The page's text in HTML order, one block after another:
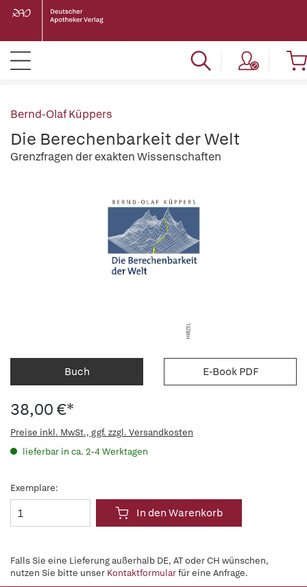
Bernd-Olaf Küppers
Die Berechenbarkeit der Welt
Grenzfragen der exakten Wissenschaften
Buch E-Book PDF
38,00 €*
Preise inkl. MwSt., ggf. zzgl. Versandkosten
lieferbar in ca. 2-4 Werktagen
Exemplare:
In den Warenkorb
Falls Sie eine Lieferung außerhalb DE, AT oder CH wünschen,
nutzen Sie bitte unser Kontaktformularfür eine Anfrage.